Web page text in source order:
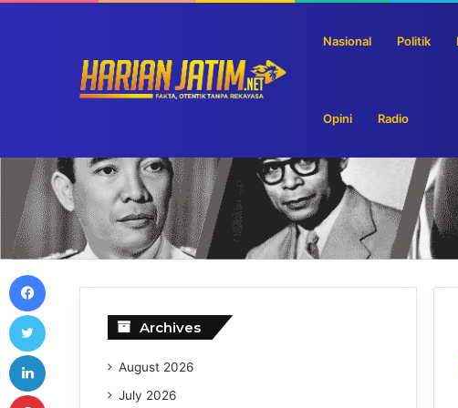
Nasional Politik
Opini Radio
Breaking News Ribuan Obat Ilegal Hasil Sitaan Senilai Ratusan Juta Rupiah
Archives
August 2026
July 2026